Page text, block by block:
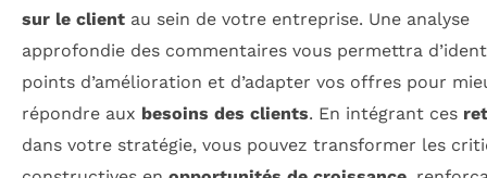
sur le client au sein de votre entreprise. Une analyse
approfondie des commentaires vous permettra
points d’amélioration et d’adapter vos offres pour
répondre aux besoins des clients. En intégrant ces
dans votre stratégie, vous pouvez transformer les